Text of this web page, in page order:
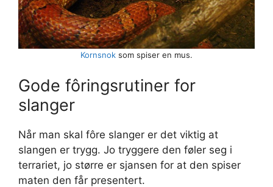
Kornsnok som spiser en mus.
Gode fôringsrutiner for
slanger
Når man skal fôre slanger er det viktig at
slangen er trygg. Jo tryggere den føler seg i
terrariet, jo større er sjansen for at den spiser
maten den får presentert.